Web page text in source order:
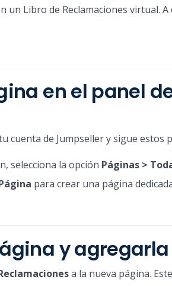
un Libro de Reclamaciones virtual.
en el panel
cuenta de Jumpseller y sigue estos
selecciona la opción Páginas >
para crear una página
y
a la nueva página.